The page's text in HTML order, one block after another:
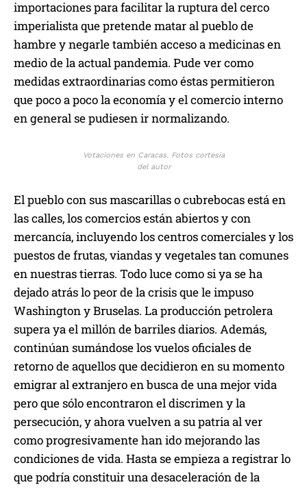
importaciones para facilitar la ruptura del cerco
imperialista que pretende matar al pueblo de
hambre y negarle también acceso a medicinas en
medio de la actual pandemia. Pude ver como
medidas extraordinarias como éstas permitieron
que poco a poco la economía y el comercio interno
en general se pudiesen ir normalizando.
Votaciones en Caracas. Fotos cortesia
del autor
El pueblo con sus mascarillas o cubrebocas está en
las calles, los comercios están abiertos y con
mercancía, incluyendo los centros comerciales y los
puestos de frutas, viandas y vegetales tan comunes
en nuestras tierras. Todo luce como si ya se ha
dejado atrás lo peor de la crisis que le impuso
Washington y Bruselas. La producción petrolera
supera ya el millón de barriles diarios. Además,
continúan sumándose los vuelos oficiales de
retorno de aquellos que decidieron en su momento
emigrar al extranjero en busca de una mejor vida
pero que sólo encontraron el discrimen y la
persecución, y ahora vuelven a su patria al ver
como progresivamente han ido mejorando las
condiciones de vida. Hasta se empieza a registrar lo
que podría constituir una desaceleración de la